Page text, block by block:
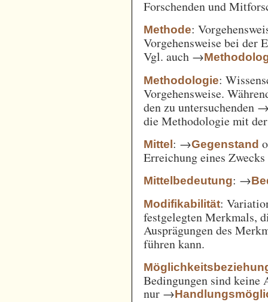
Forschenden und
Methode:
Vorgehensweise bei der
Vgl. auch →
Methodologie:
Vorgehensweise.
den zu untersuchenden
die Methodologie mit
Mittel: →Gegenstand
Erreichung eines
Mittelbedeutung: →
Modifikabilität:
festgelegten Merkmals,
Ausprägungen des
führen kann.
Bedingungen sind keine
nur →